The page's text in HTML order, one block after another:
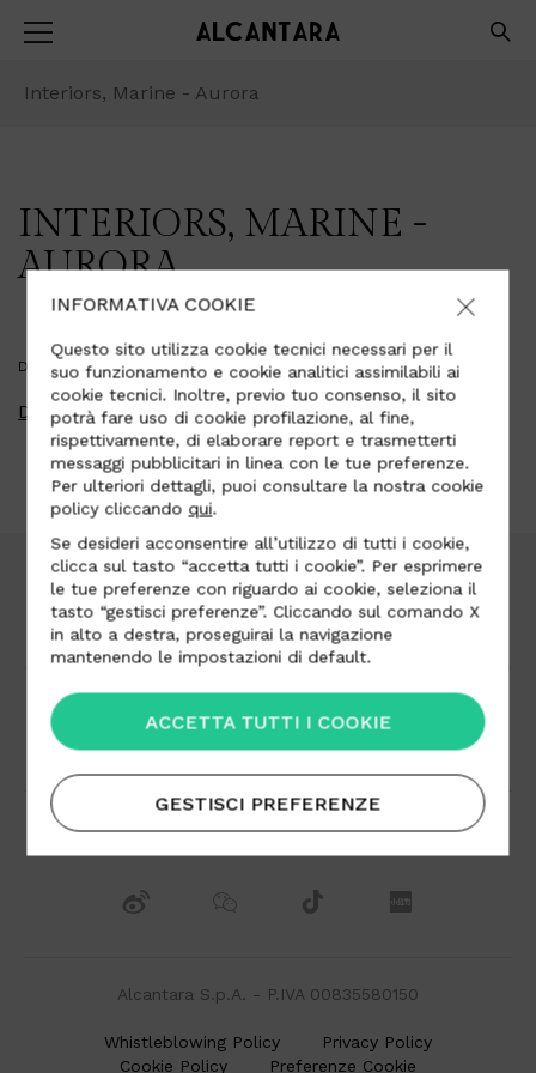
Interiors, Marine - Aurora
INTERIORS, MARINE -
AURORA
DOWNLOAD PDF
Download
Area Download Lavora con noi
Distributori Contatti
Alcantara S.p.A. - P.IVA 00835580150
Whistleblowing Policy
Privacy Policy
Cookie Policy
Preferenze Cookie
INFORMATIVA COOKIE
Questo sito utilizza cookie tecnici necessari per il
suo funzionamento e cookie analitici assimilabili ai
cookie tecnici. Inoltre, previo tuo consenso, il sito
potrà fare uso di cookie profilazione, al fine,
rispettivamente, di elaborare report e trasmetterti
messaggi pubblicitari in linea con le tue preferenze.
Per ulteriori dettagli, puoi consultare la nostra cookie
policy cliccando qui.
Se desideri acconsentire all’utilizzo di tutti i cookie,
clicca sul tasto “accetta tutti i cookie”. Per esprimere
le tue preferenze con riguardo ai cookie, seleziona il
tasto “gestisci preferenze”. Cliccando sul comando X
in alto a destra, proseguirai la navigazione
mantenendo le impostazioni di default.
ACCETTA TUTTI I COOKIE
GESTISCI PREFERENZE